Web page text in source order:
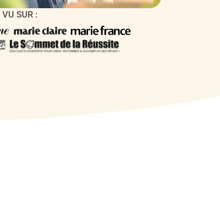
VU SUR :